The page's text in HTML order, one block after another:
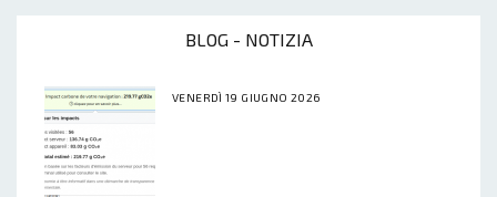
BLOG - NOTIZIA
VENERDÌ 19 GIUGNO 2026